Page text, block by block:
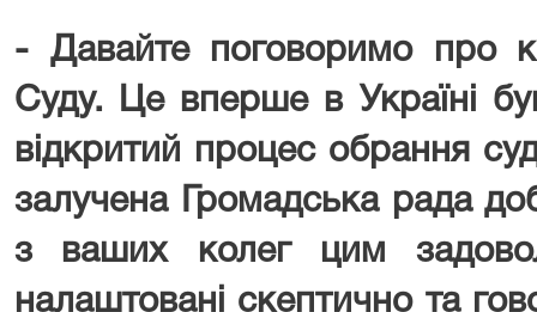
- Давайте поговоримо про
Суду. Це вперше в Україні
відкритий процес обрання
залучена Громадська рада
з ваших колег цим
налаштовані скептично та